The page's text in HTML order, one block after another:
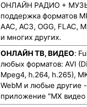
ОНЛАЙН РАДИО +
поддержка форматов
AAC, AC3, OGG, FLAC,
и многих других.
ОНЛАЙН ТВ, ВИДЕО:
любых форматов: AVI
Mpeg4, h.264, h.265),
WebM и любые другие
приложение "MX